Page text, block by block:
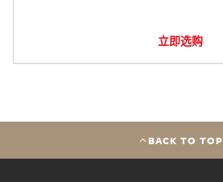
立即选购
BACK TO TOP